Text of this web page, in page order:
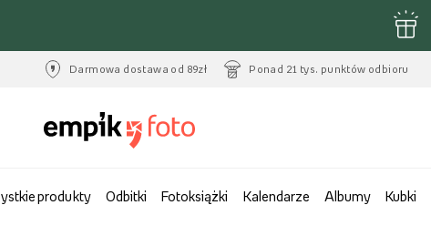
Darmowa dostawa od 89zł Ponad 21 tys. punktów odbioru
produkty Odbitki Fotoksiążki Kalendarze Albumy Kubki